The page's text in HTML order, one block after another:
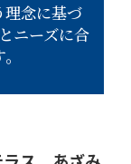
理念に基づ
ニーズに合